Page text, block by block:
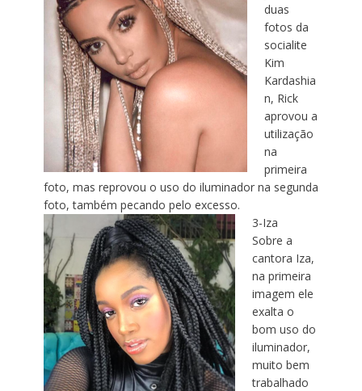
duas
fotos da
socialite
Kim
Kardashia
n, Rick
aprovou a
utilização
na
primeira
foto, mas reprovou o uso do iluminador na segunda
foto, também pecando pelo excesso.
3-Iza
Sobre a
cantora Iza,
na primeira
imagem ele
exalta o
bom uso do
iluminador,
muito bem
trabalhado